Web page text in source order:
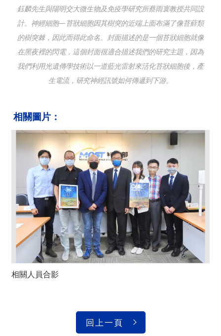
鈺麟先生與陽明交大微生物及免疫學研究所蔡雨寰教授共同設
計。神經細胞—苔狀細胞因其樹突的近端上面布滿了像苔蘚類
的樹突棘，因此而得此命名。封面描述的是一個苔狀細胞就像
在黑夜裡的閃電，這個封面很適合描述我們的研究主題，因為
我們利用光遺傳學技術以一道藍光雷射來活化苔狀細胞後，產
生電流，研究神經訊號如何傳遞到下游。
相關圖片：
相關人員合影
回上一頁